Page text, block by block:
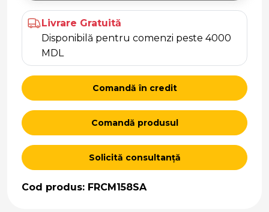
Livrare Gratuită
Disponibilă pentru comenzi peste 4000
MDL
Comandă în credit
Comandă produsul
Solicită consultanță
Cod produs: FRCM158SA